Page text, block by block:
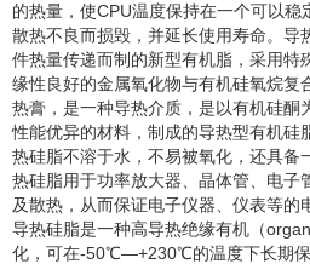
的热量，使CPU温度保持在一个可以稳
散热不良而损毁，并延长使用寿命。导
件热量传递而制的新型有机脂，采用特
缘性良好的金属氧化物与有机硅氧烷复
热膏，是一种导热介质，是以有机硅酮
性能优异的材料，制成的导热型有机硅
热硅脂不溶于水，不易被氧化，还具备
热硅脂用于功率放大器、晶体管、电子
及散热，从而保证电子仪器、仪表等的
导热硅脂是一种高导热绝缘有机（
化，可在-50℃—+230℃的温度下长期